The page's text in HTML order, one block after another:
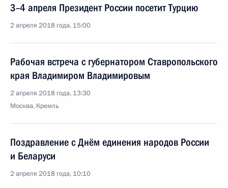
3–4 апреля Президент России посетит Турцию
2 апреля 2018 года, 15:00
Рабочая встреча с губернатором Ставропольского
края Владимиром Владимировым
2 апреля 2018 года, 13:30
Москва, Кремль
Поздравление с Днём единения народов России
и Беларуси
2 апреля 2018 года, 10:10